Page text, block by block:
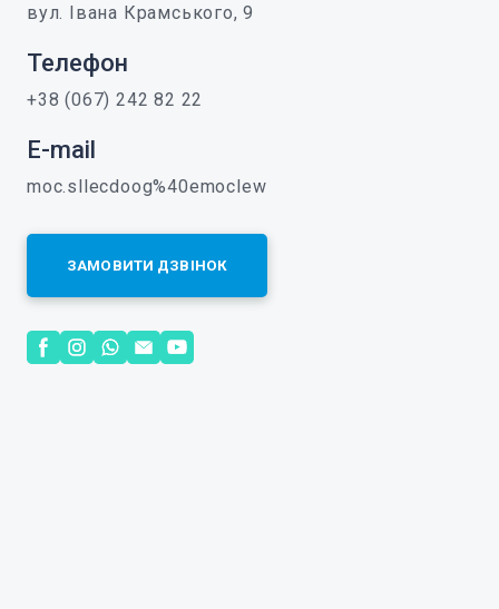
вул. Івана Крамського, 9
Телефон
+38 (067) 242 82 22
E-mail
moc.sllecdoog%40emoclew
ЗАМОВИТИ ДЗВІНОК